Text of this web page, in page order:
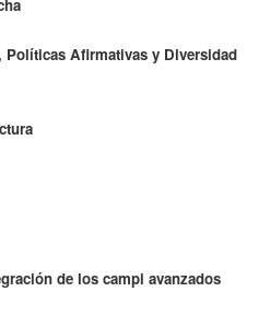
Afirmativas y Diversidad
de los campi avanzados